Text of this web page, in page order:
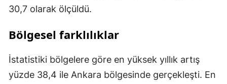
30,7 olarak ölçüldü.
Bölgesel farklılıklar
İstatistiki bölgelere göre en yüksek yıllık artış
yüzde 38,4 ile Ankara bölgesinde gerçekleşti. En